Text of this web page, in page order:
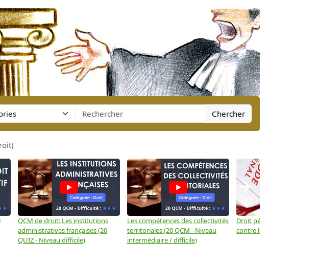
Chercher
QCM de droit: Les institutions
administratives françaises (20
QUIZ - Niveau difficile)
Les compétences des collectivités
territoriales (20 QCM - Niveau
intermédiaire / difficile)
Droit pénal: Les crimes et
contre les biens
→